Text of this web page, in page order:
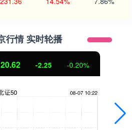
行情 实时轮播
-2.25 -0.20%